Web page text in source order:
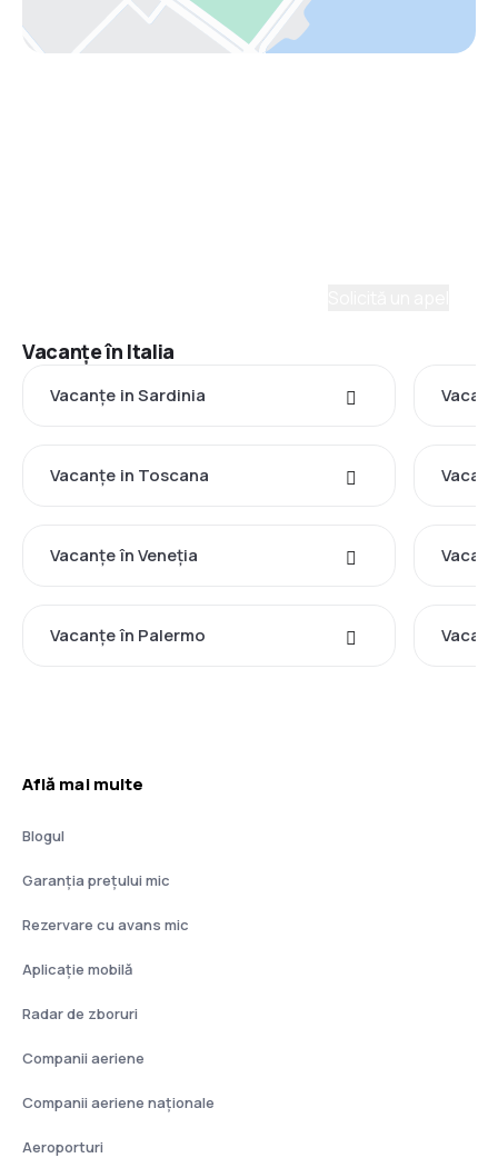
Vacanţe în Italia
Vacanţe in Sardinia
Vacanţe in Toscana
Vacanţe în Veneţia
Vacanţe în Palermo
Află mai multe
Blogul
Garanția prețului mic
Rezervare cu avans mic
Aplicație mobilă
Radar de zboruri
Companii aeriene
Companii aeriene naţionale
Aeroporturi